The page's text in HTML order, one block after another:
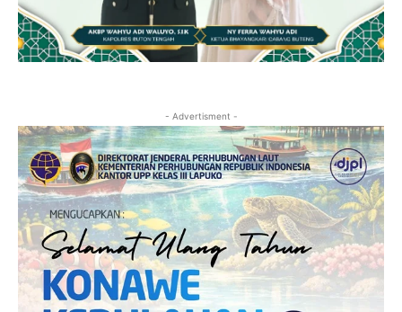
- Advertisment -